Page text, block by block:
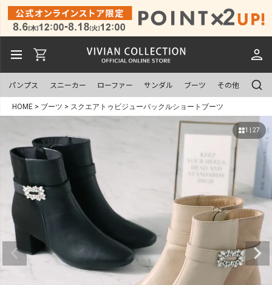
パンプス スニーカー ローファー サンダル ブーツ その他
HOME ブーツ スクエアトゥビジューバックルショートブーツ
1 | 27